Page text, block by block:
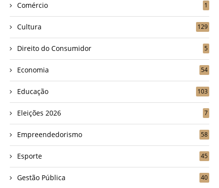
Comércio 1
Cultura 129
Direito do Consumidor 5
Economia 54
Educação 103
Eleições 2026 7
Empreendedorismo 58
Esporte 45
Gestão Pública 40